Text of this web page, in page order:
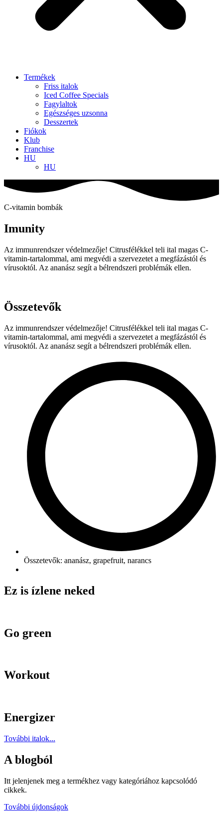
Termékek
Friss italok
Iced Coffee Specials
Fagylaltok
Egészséges uzsonna
Desszertek
Fiókok
Klub
Franchise
HU
HU
C-vitamin bombák
Imunity
Az immunrendszer védelmezője! Citrusfélékkel teli ital magas C-
vitamin-tartalommal, ami megvédi a szervezetet a megfázástól és
vírusoktól. Az ananász segít a bélrendszeri problémák ellen.
Összetevők
Az immunrendszer védelmezője! Citrusfélékkel teli ital magas C-
vitamin-tartalommal, ami megvédi a szervezetet a megfázástól és
vírusoktól. Az ananász segít a bélrendszeri problémák ellen.
Összetevők: ananász, grapefruit, narancs
Ez is ízlene neked
Go green
Workout
Energizer
További italok...
A blogból
Itt jelenjenek meg a termékhez vagy kategóriához kapcsolódó
cikkek.
További újdonságok